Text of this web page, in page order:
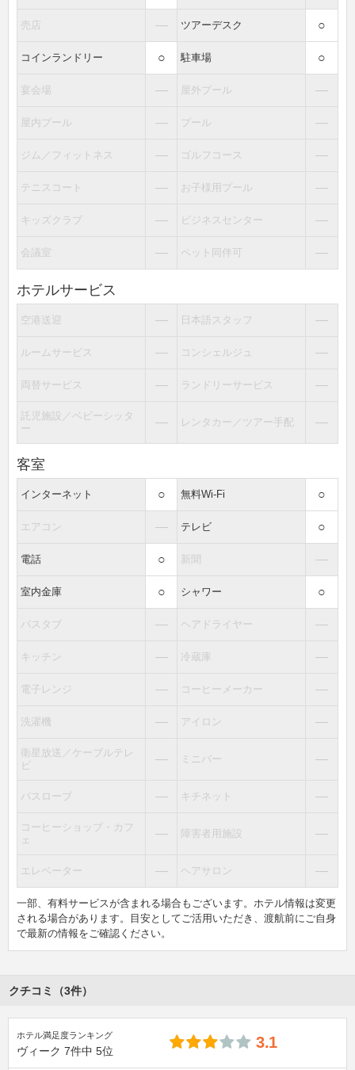
売店 ― ツアーデスク ○
コインランドリー ○ 駐車場 ○
宴会場 ― 屋外プール ―
屋内プール ― プール ―
ジム／フィットネス ― ゴルフコース ―
テニスコート ― お子様用プール ―
キッズクラブ ― ビジネスセンター ―
会議室 ― ペット同伴可 ―
ホテルサービス
空港送迎 ― 日本語スタッフ ―
ルームサービス ― コンシェルジュ ―
両替サービス ― ランドリーサービス ―
託児施設／ベビーシッタ
ー
― レンタカー／ツアー手配 ―
客室
インターネット ○ 無料Wi-Fi ○
エアコン ― テレビ ○
電話 ○ 新聞 ―
室内金庫 ○ シャワー ○
バスタブ ― ヘアドライヤー ―
キッチン ― 冷蔵庫 ―
電子レンジ ― コーヒーメーカー ―
洗濯機 ― アイロン ―
衛星放送／ケーブルテレ
ビ
― ミニバー ―
バスローブ ― キチネット ―
コーヒーショップ・カフ
ェ
― 障害者用施設 ―
エレベーター ― ヘアサロン ―
一部、有料サービスが含まれる場合もございます。ホテル情報は変更
される場合があります。目安としてご活用いただき、渡航前にご自身
で最新の情報をご確認ください。
クチコミ（3件）
ホテル満足度ランキング
ヴィーク 7件中 5位 3.1